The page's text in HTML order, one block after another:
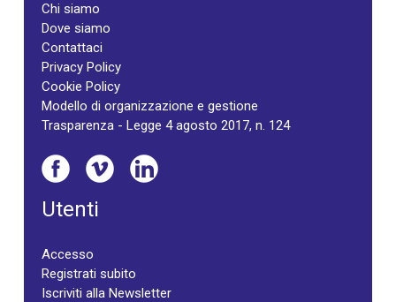
Chi siamo
Dove siamo
Contattaci
Privacy Policy
Cookie Policy
Modello di organizzazione e gestione
Trasparenza - Legge 4 agosto 2017, n. 124
Utenti
Accesso
Registrati subito
Iscriviti alla Newsletter